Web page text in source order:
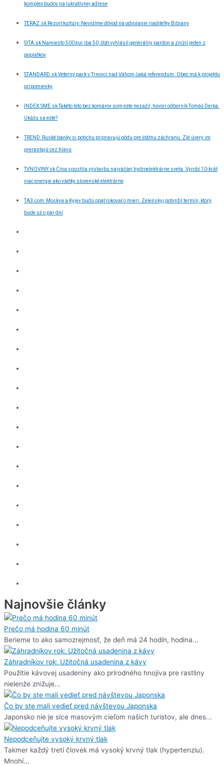
komplex budov na lukratívnej adrese
TERAZ.sk Rezort kultúry: Nevidíme dôvod na odvolanie riaditeľky Bibiany
SITA.sk Namiesto 500 eur iba 50, štát vyhlásil generálny pardon a znížil jeden z
poplatkov
STANDARD.sk Veterný park v Trnovci nad Váhom čaká referendum. Obec má k projektu
pripomienky
INDEX.SME.sk Takéto leto bez komárov som ešte nezažil, hovorí odborník Tomáš Derka.
Ukážu sa ešte?
TREND: Ruské banky si potichu pripravujú pôdu pre štátnu záchranu. Zlé úvery im
prerastajú cez hlavu
TVNOVINY.sk Čína spustila výstavbu najväčšej hydroelektrárne sveta. Vyrobí 10-krát
viac energie ako všetky slovenské elektrárne
TA3.com: Moskva a Kyjev budú opäť rokovať o mieri. Zelenskyj potvrdil termín, ktorý
bude už o pár dní
Najnovšie články
Prečo má hodina 60 minút
Berieme to ako samozrejmosť, že deň má 24 hodín, hodina...
Záhradníkov rok: Užitočná usadenina z kávy
Použitie kávovej usadeniny ako prírodného hnojiva pre rastliny
nielenže znižuje...
Čo by ste mali vedieť pred návštevou Japonska
Japonsko nie je síce masovým cieľom našich turistov, ale dnes...
Nepodceňujte vysoký krvný tlak
Takmer každý tretí človek má vysoký krvný tlak (hypertenziu).
Mnohí...